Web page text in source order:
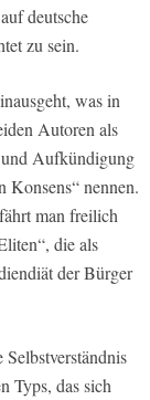
deutsche
zu sein.
was in
Autoren als
Aufkündigung
Konsens“ nennen.
man freilich
die als
der Bürger
Typs, das sich